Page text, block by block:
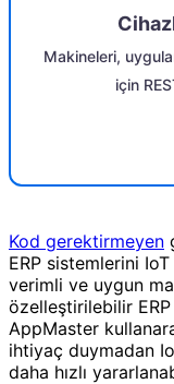
Makineleri,
için
Kod gerektirmeyen
ERP sistemlerini
verimli ve uygun
özelleştirilebilir
AppMaster
ihtiyaç duymadan
daha hızlı